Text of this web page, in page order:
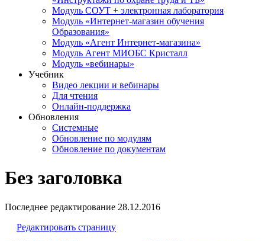
Модуль СОУТ + электронная лаборатория
Модуль «Интернет-магазин обучения
Образования»
Модуль «Агент Интернет-магазина»
Модуль Агент МИОБС Кристалл
Модуль «вебинары»
Учебник
Видео лекции и вебинары
Для чтения
Онлайн-поддержка
Обновления
Системные
Обновление по модулям
Обновление по документам
Без заголовка
Последнее редактирование 28.12.2016
Редактировать страницу